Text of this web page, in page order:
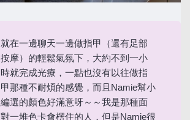
就在一邊聊天一邊做指甲（還有足部
按摩）的輕鬆氣氛下，大約不到一小
時就完成光療，一點也沒有以往做指
甲那種不耐煩的感覺，而且Namie幫小
編選的顏色好滿意呀～～我是那種面
對一堆色卡會楞住的人，但是Namie很